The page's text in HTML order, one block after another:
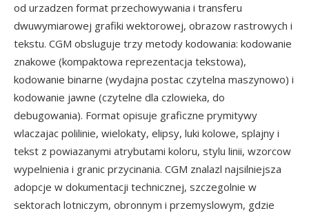
od urzadzen format przechowywania i transferu
dwuwymiarowej grafiki wektorowej, obrazow rastrowych i
tekstu. CGM obsluguje trzy metody kodowania: kodowanie
znakowe (kompaktowa reprezentacja tekstowa),
kodowanie binarne (wydajna postac czytelna maszynowo) i
kodowanie jawne (czytelne dla czlowieka, do
debugowania). Format opisuje graficzne prymitywy
wlaczajac polilinie, wielokaty, elipsy, luki kolowe, splajny i
tekst z powiazanymi atrybutami koloru, stylu linii, wzorcow
wypelnienia i granic przycinania. CGM znalazl najsilniejsza
adopcje w dokumentacji technicznej, szczegolnie w
sektorach lotniczym, obronnym i przemyslowym, gdzie